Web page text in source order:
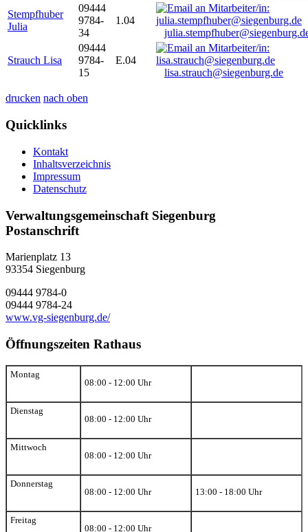
Stempfhuber
Julia
09444
9784-
34
1.04
Strauch Lisa
09444
9784-
15
E.04
lisa.strauch@siegenburg.de
drucken nach oben
Quicklinks
Kontakt
Inhaltsverzeichnis
Impressum
Datenschutz
Verwaltungsgemeinschaft Siegenburg
Postanschrift
Marienplatz 13
93354 Siegenburg
09444 9784-0
09444 9784-24
www.vg-siegenburg.de/
Öffnungszeiten Rathaus
Montag
08:00 - 12:00 Uhr
Dienstag
08:00 - 12:00 Uhr
Mittwoch
08:00 - 12:00 Uhr
Donnerstag
08:00 - 12:00 Uhr
13:00 - 18:00 Uhr
Freitag
08:00 - 12:00 Uhr